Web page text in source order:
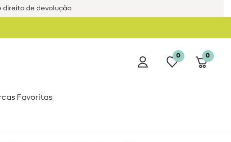
direito de devolução
0 0
Favoritas